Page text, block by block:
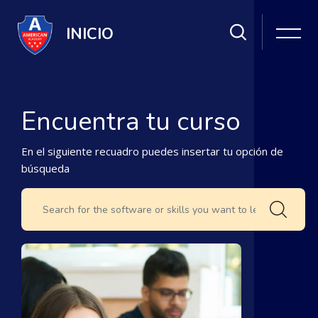
INICIO
Encuentra tu curso
En el siguiente recuadro puedes insertar tu opción de
búsqueda